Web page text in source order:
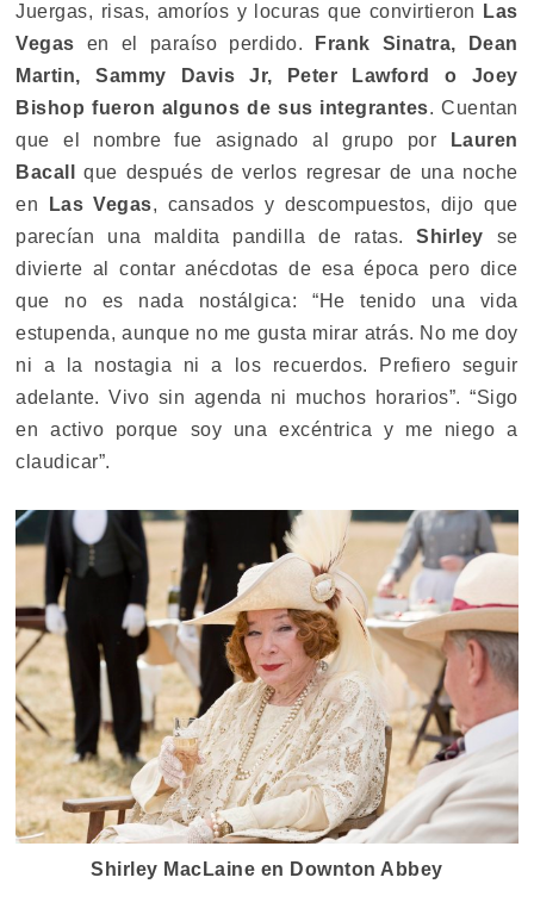
Juergas, risas, amoríos y locuras que convirtieron
Las
Vegas en el paraíso perdido.
Frank Sinatra, Dean
Martin, Sammy Davis Jr, Peter Lawford o Joey
Bishop fueron algunos de sus integrantes. Cuentan
que el nombre fue asignado al grupo por
Lauren
Bacall
que después de verlos regresar de una noche
en
Las Vegas, cansados y descompuestos, dijo que
parecían una maldita pandilla de ratas.Shirley se
divierte al contar anécdotas de esa época pero dice
que no es nada nostálgica: “He tenido una vida
estupenda, aunque no me gusta mirar atrás. No me doy
ni a la nostagia ni a los recuerdos. Prefiero seguir
adelante. Vivo sin agenda ni muchos horarios”. “Sigo
en activo porque soy una excéntrica y me niego a
claudicar”.
Shirley MacLaine en Downton Abbey